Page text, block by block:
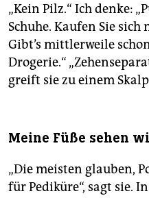
„Kein Pilz.“ Ich denke:
Schuhe. Kaufen Sie sich
Gibt’s mittlerweile
Drogerie.“
greift sie zu einem
Meine Füße sehen
„Die meisten glauben,
für Pediküre“, sagt sie.